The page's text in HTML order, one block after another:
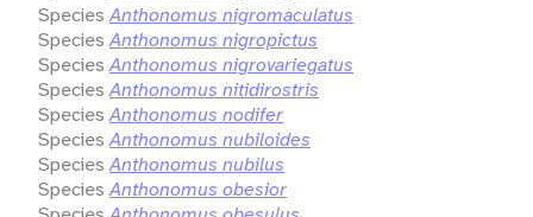
Species Anthonomus nigromaculatus
Species Anthonomus nigropictus
Species Anthonomus nigrovariegatus
Species Anthonomus nitidirostris
Species Anthonomus nodifer
Species Anthonomus nubiloides
Species Anthonomus nubilus
Species Anthonomus obesior